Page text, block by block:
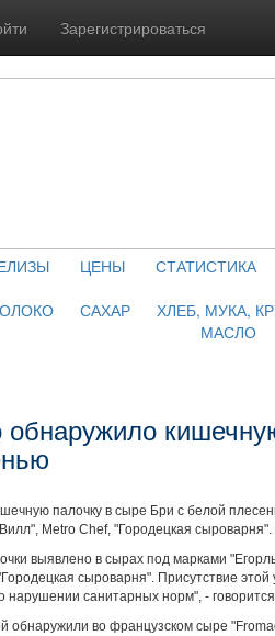
Зарегистрироваться
ЦЕНЫ
СТАТИСТИКА
САХАР
ХЛЕБ, МУКА,
МАСЛО
обнаружило
палочку в сыре Бри с белой
Metro Chef, "Городецкая
выявлено в сырах под марками
сыроварня". Присутствие
нарушении санитарных норм", -
обнаружили во французском сыре